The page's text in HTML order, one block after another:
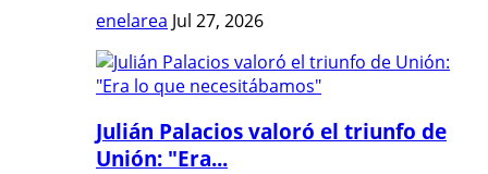
enelarea Jul 27, 2026
Julián Palacios valoró el triunfo de
Unión: "Era...